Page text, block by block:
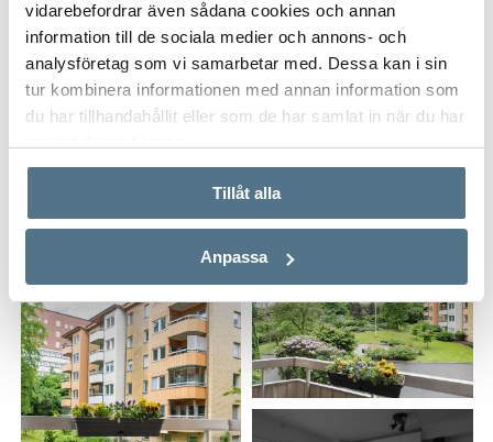
vidarebefordrar även sådana cookies och annan
information till de sociala medier och annons- och
analysföretag som vi samarbetar med. Dessa kan i sin
tur kombinera informationen med annan information som
du har tillhandahållit eller som de har samlat in när du har
Tillåt alla
Anpassa
Ange ditt postnummer (5 siffror utan mellanslag)